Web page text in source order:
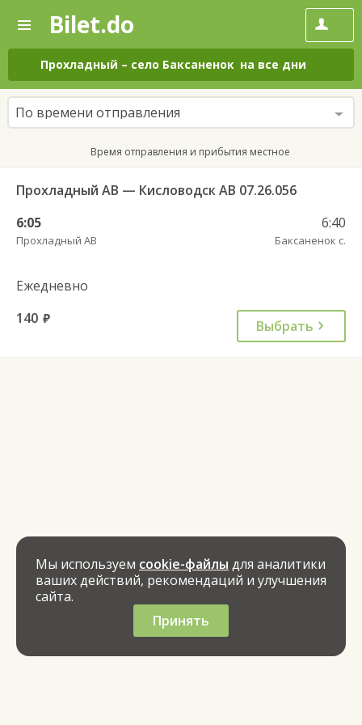
—
Поиск
и
покупка
билетов
на
автобус
онлайн
Bilet.do
Прохладный – село Баксаненок на все дни
По времени отправления
Время отправления и прибытия местное
Прохладный АВ — Кисловодск АВ 07.26.056
6:05
Прохладный АВ
6:40
Баксаненок с.
Ежедневно
140 руб. Выбрать
Мы используем cookie-файлы для аналитики
ваших действий, рекомендаций и улучшения
сайта.
Принять